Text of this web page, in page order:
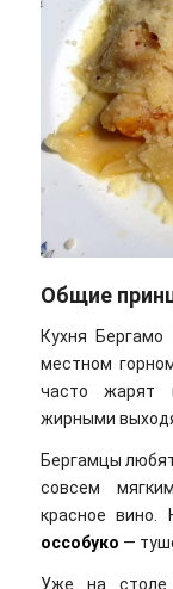
Общие
Кухня
местном
часто жарят
жирными
Бергамцы
совсем
красное вино.
оссобуко —
Уже на столе